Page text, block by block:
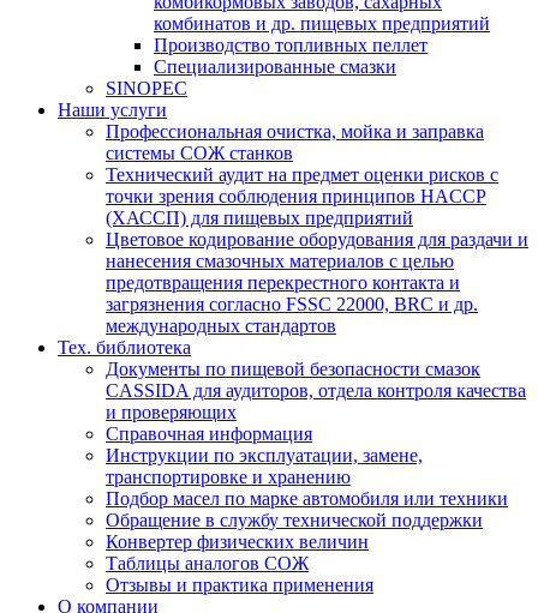
комбинатов и др. пищевых предприятий
Производство топливных пеллет
Специализированные смазки
SINOPEC
Наши услуги
Профессиональная очистка, мойка и заправка
системы СОЖ станков
Технический аудит на предмет оценки рисков с
точки зрения соблюдения принципов HACCP
(ХАССП) для пищевых предприятий
Цветовое кодирование оборудования для раздачи и
нанесения смазочных материалов с целью
предотвращения перекрестного контакта и
загрязнения согласно FSSC 22000, BRC и др.
международных стандартов
Тех. библиотека
Документы по пищевой безопасности смазок
CASSIDA для аудиторов, отдела контроля качества
и проверяющих
Справочная информация
Инструкции по эксплуатации, замене,
транспортировке и хранению
Подбор масел по марке автомобиля или техники
Обращение в службу технической поддержки
Конвертер физических величин
Таблицы аналогов СОЖ
Отзывы и практика применения
О компании